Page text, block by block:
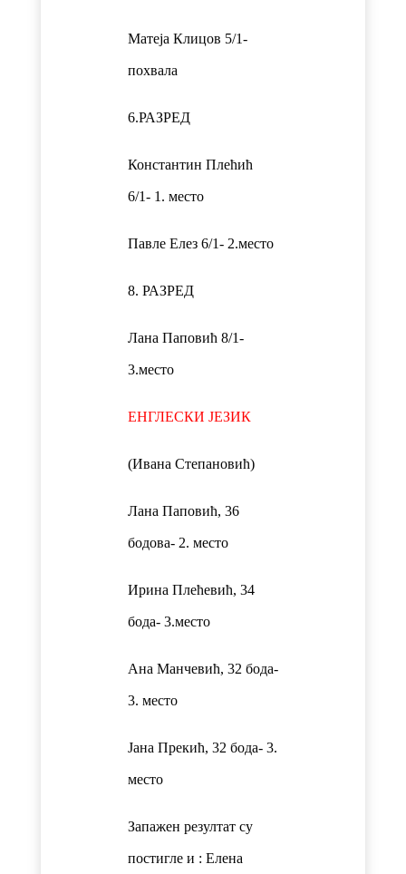
Матеја Клицов 5/1-
похвала
6.РАЗРЕД
Константин Плећић
6/1- 1. место
Павле Елез 6/1- 2.место
8. РАЗРЕД
Лана Паповић 8/1-
3.место
ЕНГЛЕСКИ ЈЕЗИК
(Ивана Степановић)
Лана Паповић, 36
бодова- 2. место
Ирина Плећевић, 34
бода- 3.место
Ана Манчевић, 32 бода-
3. место
Јана Прекић, 32 бода- 3.
место
Запажен резултат су
постигле и : Елена